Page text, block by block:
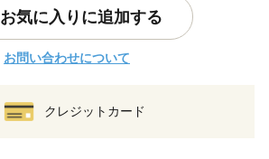
お気に入りに追加する
お問い合わせについて
クレジットカード